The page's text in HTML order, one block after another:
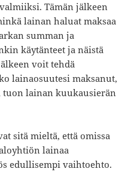
Tämän jälkeen
lainan haluat maksaa
summan ja
käytänteet ja näistä
voit tehdä
lainaosuutesi maksanut,
tuon lainan kuukausierän
sitä mieltä, että omissa
lainaa
edullisempi vaihtoehto.